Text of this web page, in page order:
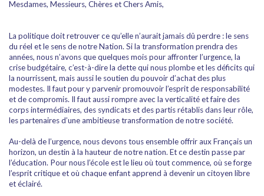
Mesdames, Messieurs, Chères et Chers Amis,
La politique doit retrouver ce qu’elle n’aurait jamais dû perdre : le sens
du réel et le sens de notre Nation. Si la transformation prendra des
années, nous n’avons que quelques mois pour affronter l’urgence, la
crise budgétaire, c’est-à-dire la dette qui nous plombe et les déficits qui
la nourrissent, mais aussi le soutien du pouvoir d’achat des plus
modestes. Il faut pour y parvenir promouvoir l’esprit de responsabilité
et de compromis. Il faut aussi rompre avec la verticalité et faire des
corps intermédiaires, des syndicats et des partis rétablis dans leur rôle,
les partenaires d’une ambitieuse transformation de notre société.
Au-delà de l’urgence, nous devons tous ensemble offrir aux Français un
horizon, un destin à la hauteur de notre nation. Et ce destin passe par
l’éducation. Pour nous l’école est le lieu où tout commence, où se forge
l’esprit critique et où chaque enfant apprend à devenir un citoyen libre
et éclairé.